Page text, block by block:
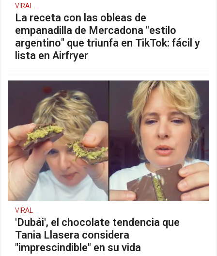
VIRAL
La receta con las obleas de
empanadilla de Mercadona "estilo
argentino" que triunfa en TikTok: fácil y
lista en Airfryer
VIRAL
'Dubái', el chocolate tendencia que
Tania Llasera considera
"imprescindible" en su vida